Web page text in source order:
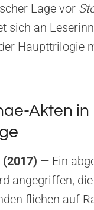
Lage vor
sich an
Haupttrilogie
Akten in
— Ein
angegriffen, die
fliehen auf